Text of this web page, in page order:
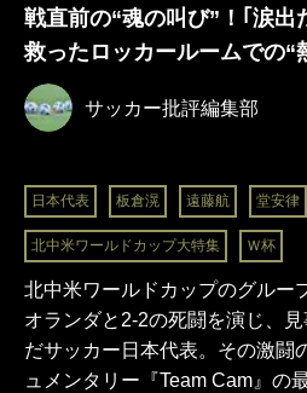
戦直前の“魂の叫び”！｢涙出
救ったロッカールームでの“
サッカー批評編集部
日本代表 板倉滉 遠藤航 堂安律
北中米ワールドカップ大特集 Ｗ杯
北中米ワールドカップのグルー
オランダと2-2の死闘を演じ、
だサッカー日本代表。その激闘
ュメンタリー『Team Cam』の